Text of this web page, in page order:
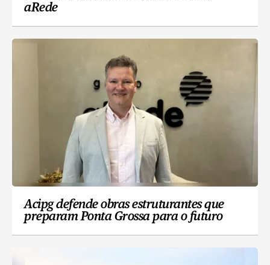
aRede
Acipg defende obras estruturantes que
preparam Ponta Grossa para o futuro